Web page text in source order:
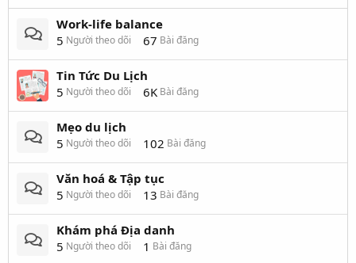
Work-life balance
5 Người theo dõi 67 Bài đăng
Tin Tức Du Lịch
5 Người theo dõi 6K Bài đăng
Mẹo du lịch
5 Người theo dõi 102 Bài đăng
Văn hoá & Tập tục
5 Người theo dõi 13 Bài đăng
Khám phá Địa danh
5 Người theo dõi 1 Bài đăng